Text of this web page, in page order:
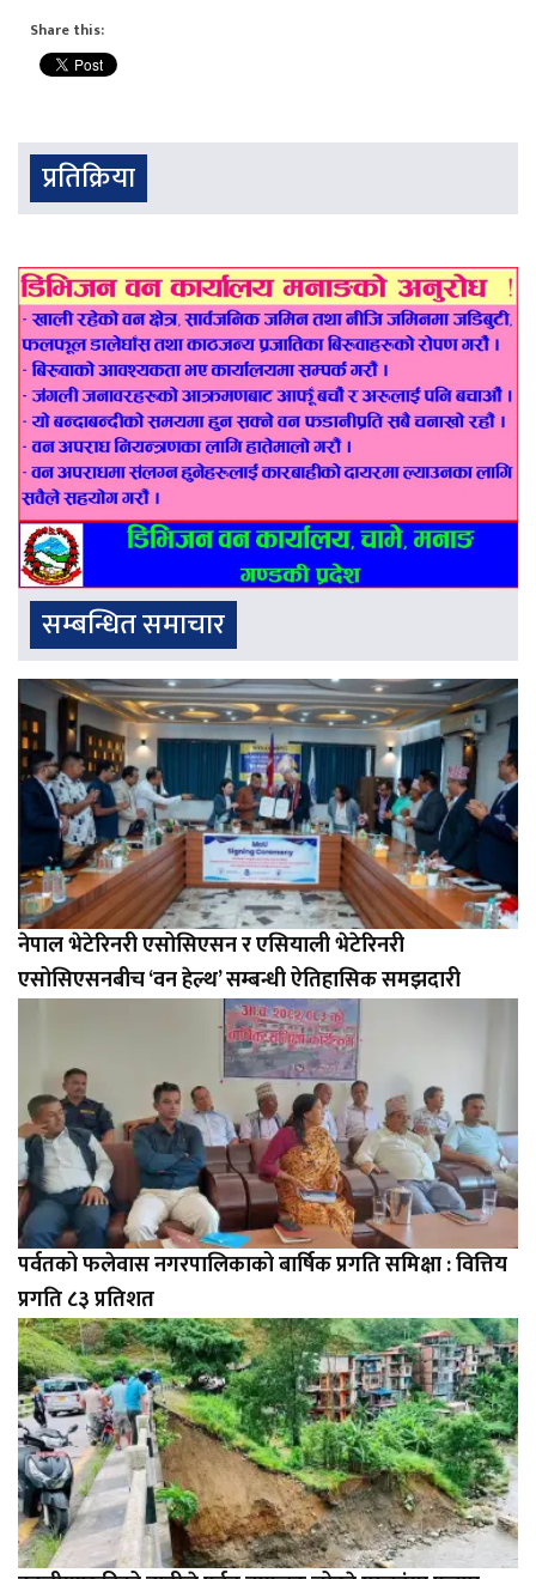
Share this:
प्रतिक्रिया
सम्बन्धित समाचार
नेपाल भेटेरिनरी एसोसिएसन र एसियाली भेटेरिनरी
एसोसिएसनबीच ‘वन हेल्थ’ सम्बन्धी ऐतिहासिक समझदारी
पर्वतको फलेवास नगरपालिकाको बार्षिक प्रगति समिक्षा : वित्तिय
प्रगति ८३ प्रतिशत